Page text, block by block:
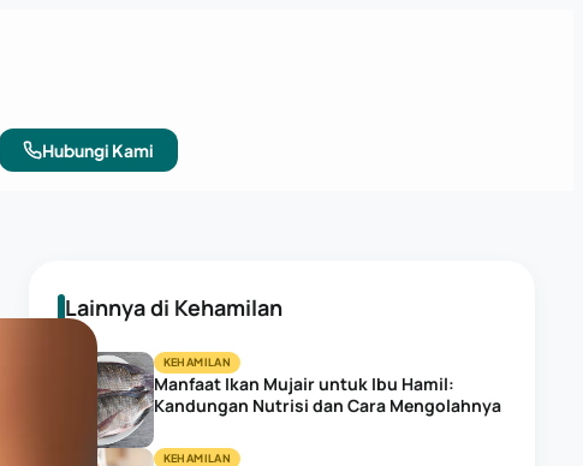
Hubungi Kami
Lainnya di Kehamilan
KEHAMILAN
Manfaat Ikan Mujair untuk Ibu Hamil:
Kandungan Nutrisi dan Cara Mengolahnya
KEHAMILAN